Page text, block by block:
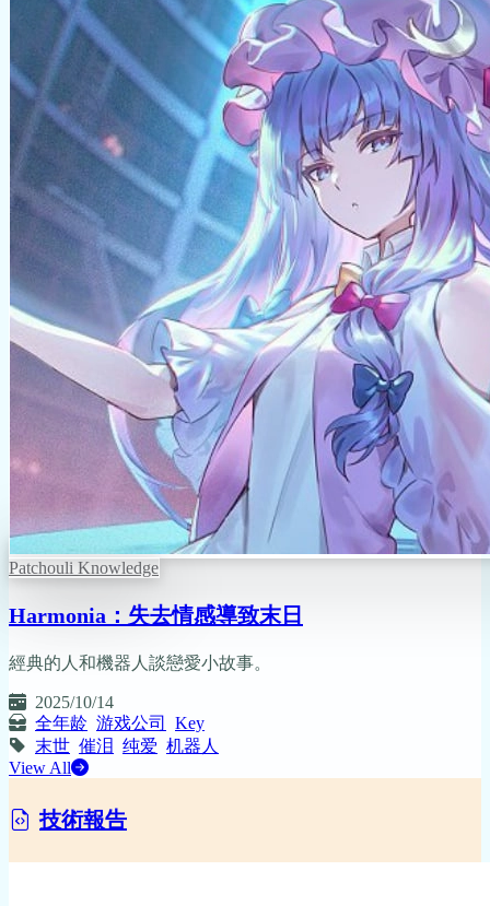
Patchouli Knowledge
Harmonia：失去情感導致末日
經典的人和機器人談戀愛小故事。
2025/10/14
全年龄 游戏公司
Key
末世 催泪 纯爱 机器人
View All
技術報告